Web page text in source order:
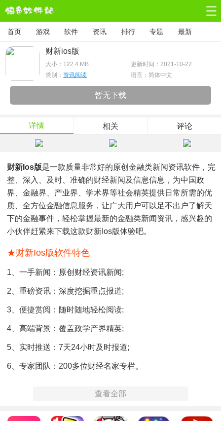
首页 游戏 软件 资讯 排行 专题 最新
财新ios版
大小： 122.4 MB
更新时间：2021-10-22
类别： 资讯阅读 语言：简体中文
暂无下载
详情 相关 评论
财新ios版是一款质量非常好的原创金融类新闻资讯软件，完
整、深入、及时、准确的财经新闻及信息信息，为中国政
界、金融界、产业界、学术界等社会精英提供日常所需的优
质、全方位金融信息服务，让广大用户可以足不出户了解天
下的金融事件，轻松掌握最新的金融类新闻资讯，感兴趣的
小伙伴赶紧来下载这款财新ios版体验吧。
★财新ios版软件特色
1、一手新闻：原创财经资讯新闻;
2、重磅资讯：深度挖掘重点报道;
3、便捷赏阅：随时随地轻松阅读;
4、高端背景：覆盖政学产界精英;
5、实时推送：7天24小时及时报道;
6、专家团队：200多位财经名家专栏。
查看全部